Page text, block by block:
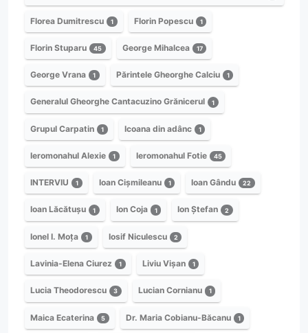
Florea Dumitrescu 1 Florin Popescu 1
Florin Stuparu 45 George Mihalcea 17
George Vrana 1 Părintele Gheorghe Calciu 1
Generalul Gheorghe Cantacuzino Grănicerul 1
Grupul Carpatin 1 Icoana din adânc 1
Ieromonahul Alexie 1 Ieromonahul Fotie 45
INTERVIU 1 Ioan Cișmileanu 1 Ioan Gându 22
Ioan Lăcătușu 1 Ion Coja 1 Ion Ștefan 2
Ionel I. Moța 1 Iosif Niculescu 2
Lavinia-Elena Ciurez 1 Liviu Vișan 1
Lucia Theodorescu 3 Lucian Cornianu 1
Maica Ecaterina 5 Dr. Maria Cobianu-Băcanu 1